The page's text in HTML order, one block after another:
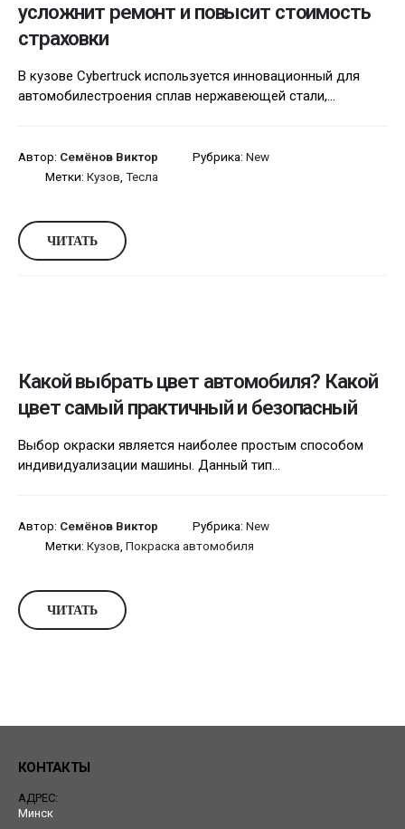
усложнит ремонт и повысит стоимость
страховки
В кузове Cybertruck используется инновационный для
автомобилестроения сплав нержавеющей стали,...
Автор: Семёнов Виктор Рубрика: New
Метки: Кузов Тесла
ЧИТАТЬ
Какой выбрать цвет автомобиля? Какой
цвет самый практичный и безопасный
Выбор окраски является наиболее простым способом
индивидуализации машины. Данный тип...
Автор: Семёнов Виктор Рубрика: New
Метки: Кузов Покраска автомобиля
ЧИТАТЬ
КОНТАКТЫ
АДРЕС:
Минск